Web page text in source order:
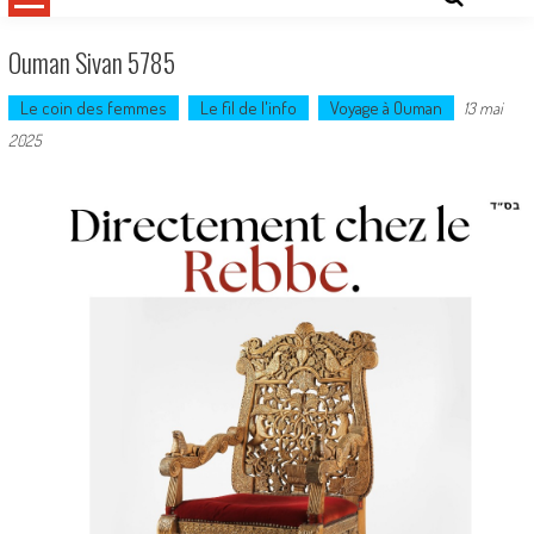
Ouman Sivan 5785
Le coin des femmes Le fil de l'info Voyage à Ouman
13 mai
2025